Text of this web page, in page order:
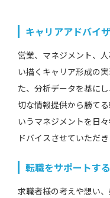
キャリアアドバイ
営業、マネジメント、
い描くキャリア形成の
た、分析データを基に
切な情報提供から勝て
いうマネジメントを日
ドバイスさせていただき
転職をサポートす
求職者様の考えや想い